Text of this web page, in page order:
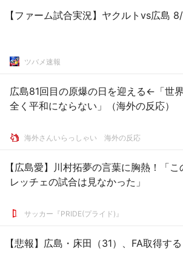
【ファーム試合実況】ヤクルトvs広島
ツバメ速報
広島81回目の原爆の日を迎える←「世
全く平和にならない」（海外の反応）
海外さんいらっしゃい 海外の反応
【広島愛】川村拓夢の言葉に胸熱！「
レッチェの試合は見なかった」
サッカー『PRIDE(プライド)』
【悲報】広島・床田（31）、FA取得す